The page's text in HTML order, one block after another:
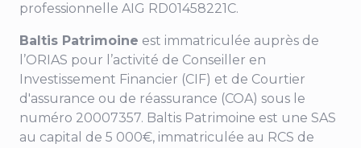
professionnelle AIG RD01458221C.
Baltis Patrimoine est immatriculée auprès de
l’ORIAS pour l’activité de Conseiller en
Investissement Financier (CIF) et de Courtier
d'assurance ou de réassurance (COA) sous le
numéro 20007357. Baltis Patrimoine est une SAS
au capital de 5 000€, immatriculée au RCS de